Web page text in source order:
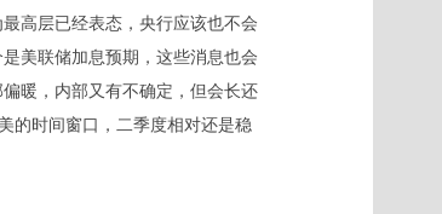
高层已经表态，央行应该也不会
美联储加息预期，这些消息也会
暖，内部又有不确定，但会长还
的时间窗口，二季度相对还是稳